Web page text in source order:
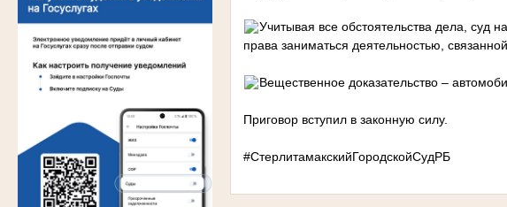
Учитывая все обстоятельства дела, суд
права заниматься деятельностью,
Вещественное доказательство –
Приговор вступил в законную силу.
#СтерлитамакскийГородскойСудРБ